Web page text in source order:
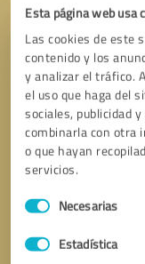
Esta página web usa
Las cookies de este
contenido y los
y analizar el tráfico.
el uso que haga del
sociales, publicidad
combinarla con otra
o que hayan
servicios.
Selección
de
Necesarias
Estadística